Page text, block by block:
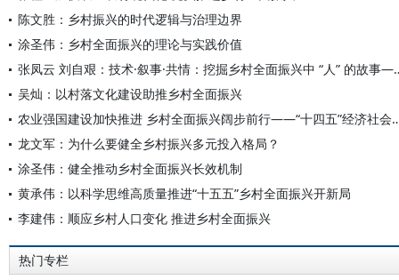
陈文胜：乡村振兴的时代逻辑与治理边界
涂圣伟：乡村全面振兴的理论与实践价值
张凤云 刘自艰：技术·叙事·共情
吴灿：以村落文化建设助推乡村全面振兴
农业强国建设加快推进 乡村全面振
龙文军：为什么要健全乡村振兴多元投入格局？
涂圣伟：健全推动乡村全面振兴长效机制
黄承伟：以科学思维高质量推进“十五五”乡村全面振兴开新局
李建伟：顺应乡村人口变化 推进乡村全面振兴
热门专栏